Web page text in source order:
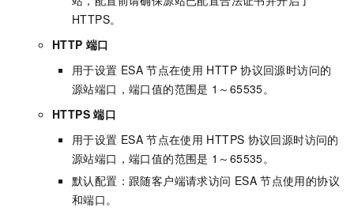
HTTPS。
HTTP 端口
用于设置 ESA 节点在使用 HTTP 协议回源时访问的
源站端口，端口值的范围是 1～65535。
HTTPS 端口
用于设置 ESA 节点在使用 HTTPS 协议回源时访问的
源站端口，端口值的范围是 1～65535。
默认配置：跟随客户端请求访问 ESA 节点使用的协议
和端口。